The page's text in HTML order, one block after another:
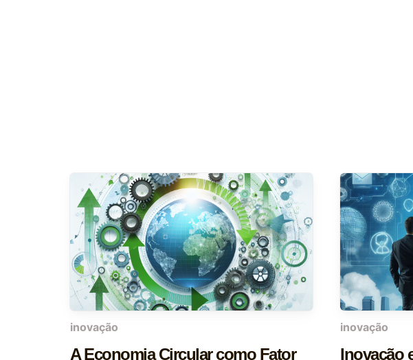
inovação
A Economia Circular como Fator
inovação
Inovação